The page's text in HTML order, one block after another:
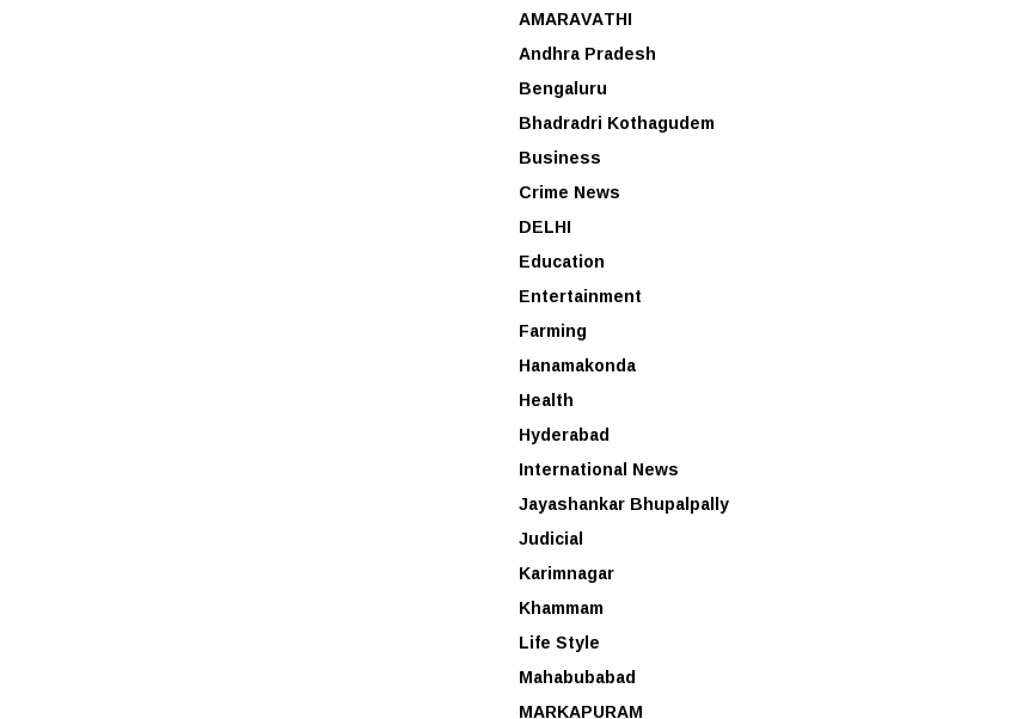
AMARAVATHI
Andhra Pradesh
Bengaluru
Bhadradri Kothagudem
Business
Crime News
DELHI
Education
Entertainment
Farming
Hanamakonda
Health
Hyderabad
International News
Jayashankar Bhupalpally
Judicial
Karimnagar
Khammam
Life Style
Mahabubabad
MARKAPURAM